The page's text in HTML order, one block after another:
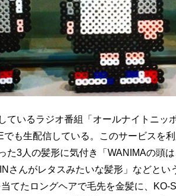
ているラジオ番組「オールナイトニッ
でも生配信している。このサービスを
た3人の髪形に気付き「WANIMAの頭
さんがレタスみたいな髪形」などとい
てたロングヘアで毛先を金髪に、KO-